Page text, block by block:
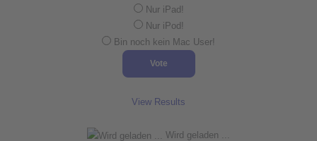
Nur iPad!
Nur iPod!
Bin noch kein Mac User!
View Results
Wird geladen ...